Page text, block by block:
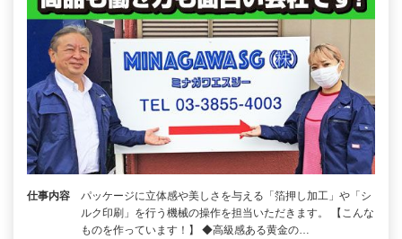
仕事内容
パッケージに立体感や美しさを与える「箔押し加工」や「シ
ルク印刷」を行う機械の操作を担当いただきます。 【こんな
ものを作っています！】 ◆高級感ある黄金の…